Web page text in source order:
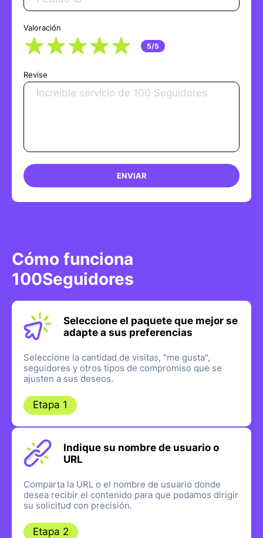
Valoración
5/5
Revise
ENVIAR
Cómo funciona
100Seguidores
Seleccione el paquete que mejor se
adapte a sus preferencias
Seleccione la cantidad de visitas, "me gusta",
seguidores y otros tipos de compromiso que se
ajusten a sus deseos.
Etapa 1
Indique su nombre de usuario o
URL
Comparta la URL o el nombre de usuario donde
desea recibir el contenido para que podamos dirigir
su solicitud con precisión.
Etapa 2